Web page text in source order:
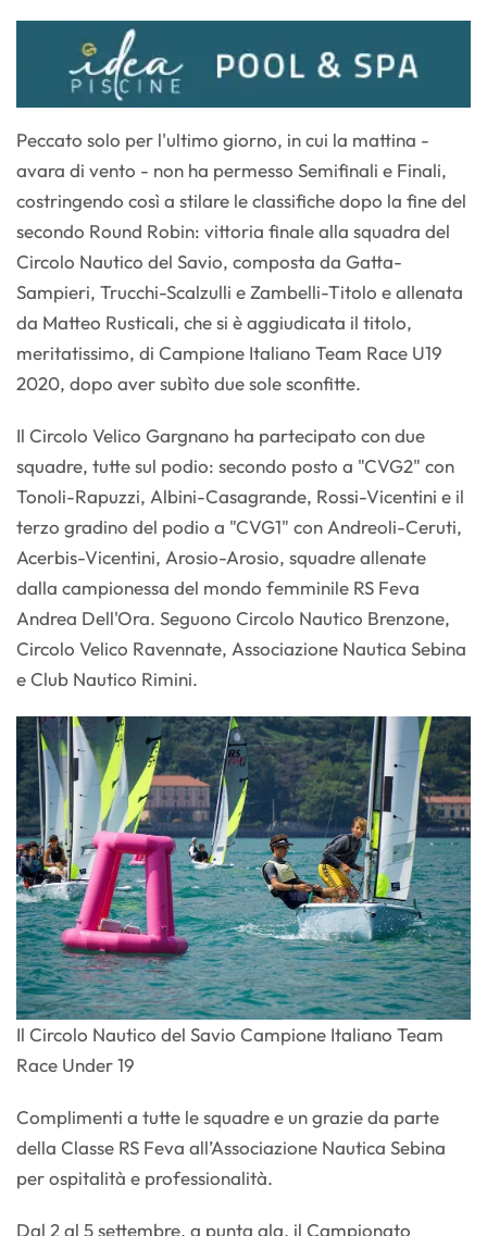
Peccato solo per l'ultimo giorno, in cui la mattina -
avara di vento - non ha permesso Semifinali e Finali,
costringendo così a stilare le classifiche dopo la fine del
secondo Round Robin: vittoria finale alla squadra del
Circolo Nautico del Savio, composta da Gatta-
Sampieri, Trucchi-Scalzulli e Zambelli-Titolo e allenata
da Matteo Rusticali, che si è aggiudicata il titolo,
meritatissimo, di Campione Italiano Team Race U19
2020, dopo aver subìto due sole sconfitte.
Il Circolo Velico Gargnano ha partecipato con due
squadre, tutte sul podio: secondo posto a "CVG2" con
Tonoli-Rapuzzi, Albini-Casagrande, Rossi-Vicentini e il
terzo gradino del podio a "CVG1" con Andreoli-Ceruti,
Acerbis-Vicentini, Arosio-Arosio, squadre allenate
dalla campionessa del mondo femminile RS Feva
Andrea Dell'Ora. Seguono Circolo Nautico Brenzone,
Circolo Velico Ravennate, Associazione Nautica Sebina
e Club Nautico Rimini.
Il Circolo Nautico del Savio Campione Italiano Team
Race Under 19
Complimenti a tutte le squadre e un grazie da parte
della Classe RS Feva all’Associazione Nautica Sebina
per ospitalità e professionalità.
Dal 2 al 5 settembre, a punta ala, il Campionato